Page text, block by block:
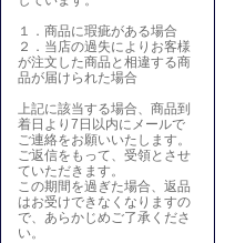
１．商品に瑕疵がある場合
２．当店の過失によりお客様
が注文した商品と相違する商
品が届けられた場合
上記に該当する場合、商品到
着日より7日以内にメールで
ご連絡をお願いいたします。
ご返信をもって、受領とさせ
ていただきます。
この期間を過ぎた場合、返品
はお受けできなくなりますの
で、あらかじめご了承くださ
い。